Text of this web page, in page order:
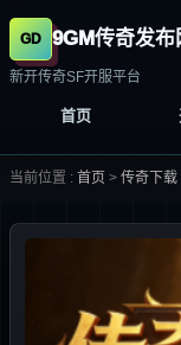
9GM传奇发布
新开传奇SF开服平台
首页
当前位置 : 首页 > 传奇下载